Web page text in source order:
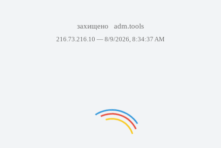
захищено adm.tools
216.73.216.10 — 8/9/2026, 8:34:37 AM